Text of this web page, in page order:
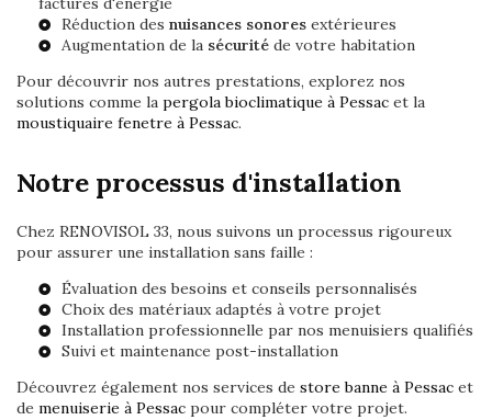
Réduction des nuisances sonores extérieures
Augmentation de la sécurité de votre habitation
Pour découvrir nos autres prestations, explorez nos
solutions comme la pergola bioclimatique à Pessac et la
moustiquaire fenetre à Pessac.
Notre processus d'installation
Chez RENOVISOL 33, nous suivons un processus rigoureux
pour assurer une installation sans faille :
Évaluation des besoins et conseils personnalisés
Choix des matériaux adaptés à votre projet
Installation professionnelle par nos menuisiers qualifiés
Suivi et maintenance post-installation
Découvrez également nos services de store banne à Pessac et
de menuiserie à Pessac pour compléter votre projet.